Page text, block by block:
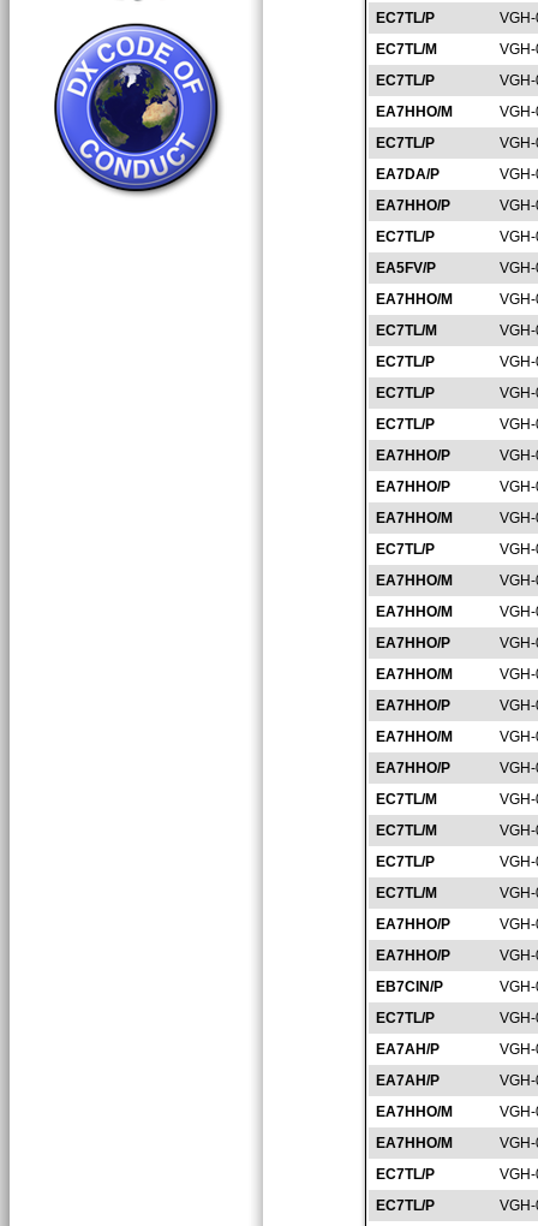
EC7TL/P
EC7TL/M
EC7TL/P
EA7HHO/M
EC7TL/P
EA7DA/P
EA7HHO/P
EC7TL/P
EA5FV/P
EA7HHO/M
EC7TL/M
EC7TL/P
EC7TL/P
EC7TL/P
EA7HHO/P
EA7HHO/P
EA7HHO/M
EC7TL/P
EA7HHO/M
EA7HHO/M
EA7HHO/P
EA7HHO/M
EA7HHO/P
EA7HHO/M
EA7HHO/P
EC7TL/M
EC7TL/M
EC7TL/P
EC7TL/M
EA7HHO/P
EA7HHO/P
EB7CIN/P
EC7TL/P
EA7AH/P
EA7AH/P
EA7HHO/M
EA7HHO/M
EC7TL/P
EC7TL/P